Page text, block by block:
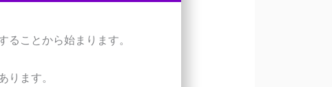
ことから始まります。
ます。